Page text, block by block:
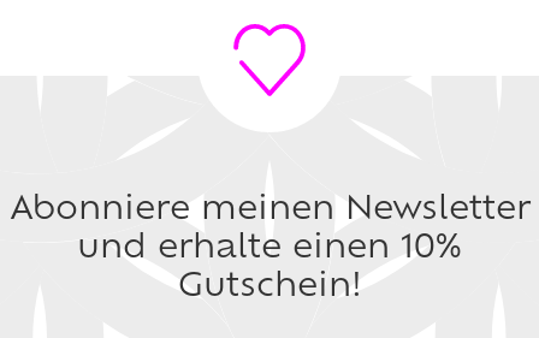
Abonniere meinen Newsletter
und erhalte einen 10%
Gutschein!